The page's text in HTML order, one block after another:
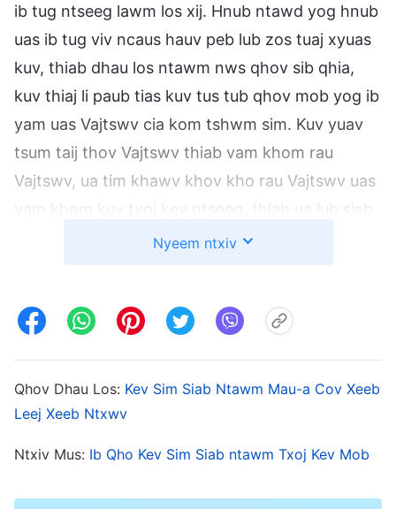
ib tug ntseeg lawm los xij. Hnub ntawd yog hnub
uas ib tug viv ncaus hauv peb lub zos tuaj xyuas
kuv, thiab dhau los ntawm nws qhov sib qhia,
kuv thiaj li paub tias kuv tus tub qhov mob yog ib
yam uas Vajtswv cia kom tshwm sim. Kuv yuav
tsum taij thov Vajtswv thiab vam khom rau
Vajtswv, ua tim khawv khov kho rau Vajtswv uas
vam khom kuv txoj kev ntseeg, thiab ua lub siab
tawv qhawv ua kuv tes dej num. Kuv tseem mus
qub. Thaum lub sij hawm sib sau ua ke, kuv tau
kuv txoj kev ntseeg siab. Thaum hnov lawv
kuv tau ua tim khawv khov kho rau Vajtswv
Nyeem ntxiv
Qhov Dhau Los: Kev Sim Siab Ntawm Mau-a Cov Xeeb
Leej Xeeb Ntxwv
Ntxiv Mus: Ib Qho Kev Sim Siab ntawm Txoj Kev Mob